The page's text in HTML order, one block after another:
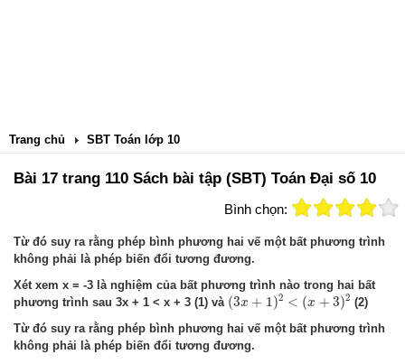
Trang chủ SBT Toán lớp 10
Bài 17 trang 110 Sách bài tập (SBT) Toán Đại số 10
Bình chọn:
Từ đó suy ra rằng phép bình phương hai vế một bất phương trình
không phải là phép biến đổi tương đương.
Xét xem x = -3 là nghiệm của bất phương trình nào trong hai bất
phương trình sau 3x + 1 < x + 3 (1) và (3x + 1)2 < (x + 3)2
(3x +1)2<(x+ 3)2
(2)
Từ đó suy ra rằng phép bình phương hai vế một bất phương trình
không phải là phép biến đổi tương đương.